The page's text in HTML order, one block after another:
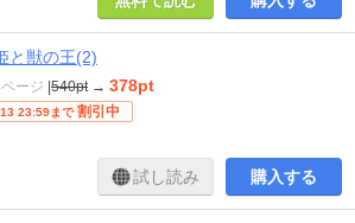
と獣の王(2)
ージ 540pt → 378pt
23:59まで 割引中
試し読み 購入する